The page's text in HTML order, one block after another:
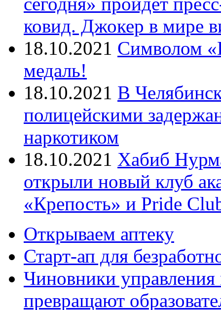
ковид. Джокер в мире
18.10.2021 Символом
медаль!
18.10.2021 В
полицейскими
наркотиком
18.10.2021 Хабиб
открыли новый клуб
«Крепость» и Pride
Открываем аптеку
Старт-ап для
Чиновники
превращают